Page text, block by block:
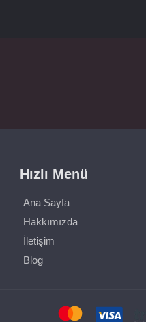
Hızlı Menü
Ana Sayfa
Hakkımızda
İletişim
Blog